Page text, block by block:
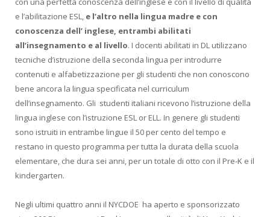
e l’abilitazione ESL, e l’altro nella lingua madre e con
conoscenza dell’ inglese, entrambi abilitati
all’insegnamento e al livello. I docenti abilitati in DL utilizzano
tecniche d’istruzione della seconda lingua per introdurre
contenuti e alfabetizzazione per gli studenti che non conoscono
bene ancora la lingua specificata nel curriculum
dell’insegnamento. Gli studenti italiani ricevono l’istruzione della
lingua inglese con l’istruzione ESL or ELL. In genere gli studenti
sono istruiti in entrambe lingue il 50 per cento del tempo e
restano in questo programma per tutta la durata della scuola
elementare, che dura sei anni, per un totale di otto con il Pre-K e il
kindergarten.
Negli ultimi quattro anni il NYCDOE ha aperto e sponsorizzato